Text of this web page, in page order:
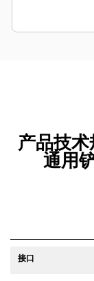
产品技
通用
接口